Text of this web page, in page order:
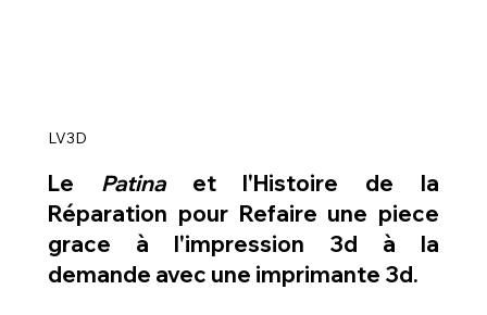
LV3D
Le Patina et l'Histoire de la
Réparation pour Refaire une piece
grace à l'impression 3d à la
demande avec une imprimante 3d.